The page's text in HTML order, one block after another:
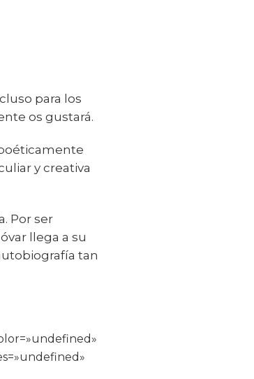
para los
os gustará.
y creativa
Por ser
llega a su
tan